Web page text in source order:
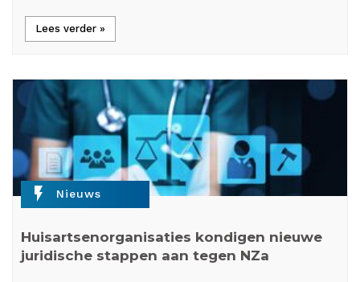
Lees verder »
flash_on Nieuws
Huisartsenorganisaties kondigen nieuwe
juridische stappen aan tegen NZa